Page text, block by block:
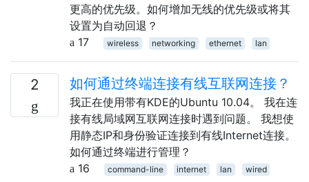
更高的优先级。如何增加无线的优先级或将其
设置为自动回退？
17
wireless networking ethernet lan
2 如何通过终端连接有线互联网连接？
我正在使用带有KDE的Ubuntu 10.04。 我在连
接有线局域网互联网连接时遇到问题。 我想使
用静态IP和身份验证连接到有线Internet连接。
如何通过终端进行管理？
16
command-line internet lan wired